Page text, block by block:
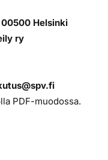
Helsinki
ry
PDF-muodossa.